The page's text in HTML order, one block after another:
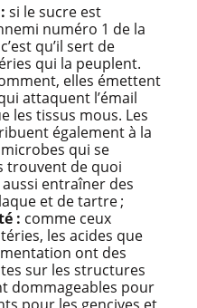
si le sucre est
numéro 1 de la
qu’il sert de
qui la peuplent.
elles émettent
attaquent l’émail
les tissus mous. Les
également à la
qui se
trouvent de quoi
entraîner des
et de tartre ;
: comme ceux
les acides que
ont des
sur les structures
dommageables pour
pour les gencives et